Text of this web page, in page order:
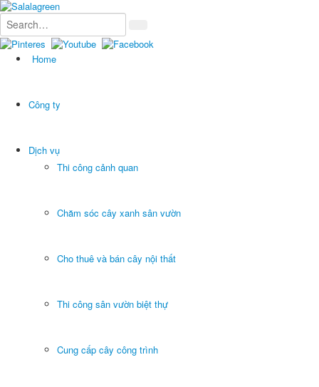
Home
Công ty
Dịch vụ
Thi công cảnh quan
Chăm sóc cây xanh sân vườn
Cho thuê và bán cây nội thất
Thi công sân vườn biệt thự
Cung cấp cây công trình